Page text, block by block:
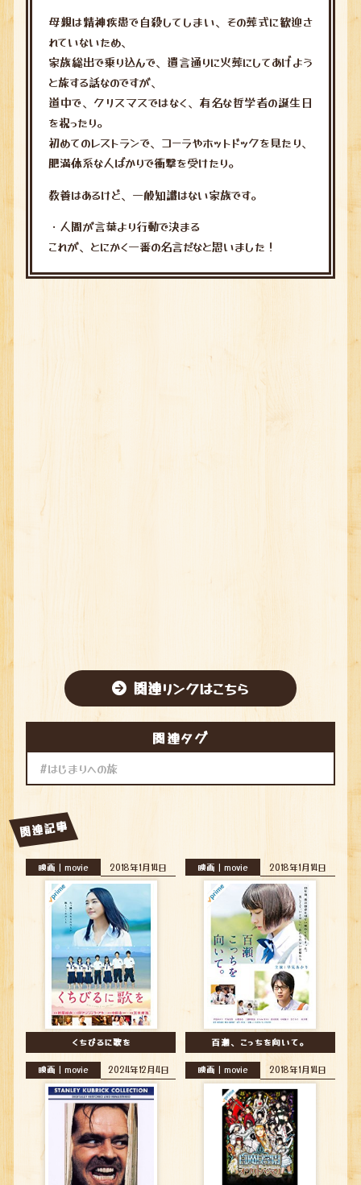
母親は精神疾患で自殺してしまい、その葬式に歓迎さ
れていないため、
家族総出で乗り込んで、遺言通りに火葬にしてあげよう
と旅する話なのですが、
道中で、クリスマスではなく、有名な哲学者の誕生日
を祝ったり。
初めてのレストランで、コーラやホットドックを見たり、
肥満体系な人ばかりで衝撃を受けたり。
教養はあるけど、一般知識はない家族です。
・人間が言葉より行動で決まる
これが、とにかく一番の名言だなと思いました！
関連リンクはこちら
関連タグ
はじまりへの旅
関連記事
映画｜movie 2018年1月14日
くちびるに歌を
映画｜movie 2018年1月14日
百瀬、こっちを向いて。
映画｜movie 2024年12月4日 映画｜movie 2018年1月14日